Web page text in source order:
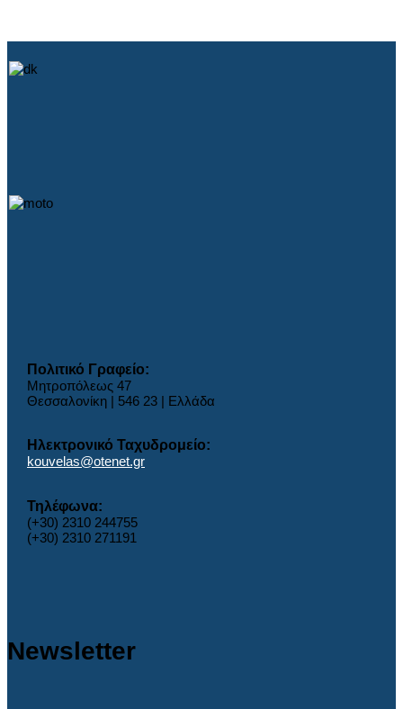
Πολιτικό Γραφείο:
Μητροπόλεως 47
Θεσσαλονίκη | 546 23 | Ελλάδα
Ηλεκτρονικό Ταχυδρομείο:
kouvelas@otenet.gr
Τηλέφωνα:
(+30) 2310 244755
(+30) 2310 271191
Newsletter